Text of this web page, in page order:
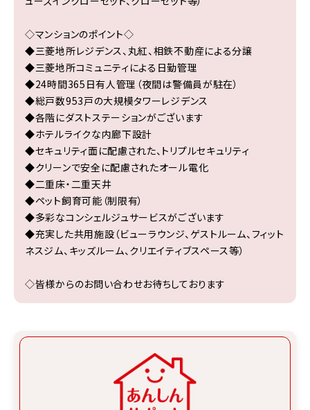
◇マンションのポイント◇
◆三菱地所レジデンス、丸紅、相鉄不動産による分譲
◆三菱地所コミュニティによる日勤管理
◆24時間365日有人管理（夜間は警備員が駐在）
◆総戸数953戸の大規模タワーレジデンス
◆各階にダストステーションがございます
◆ホテルライクな内廊下設計
◆セキュリティ面に配慮された、トリプルセキュリティ
◆クリーンで安全に配慮されたオール電化
◆二重床・二重天井
◆ペット飼育可能（制限有）
◆多彩なコンシェルジュサービスがございます
◆充実した共用施設（ビューラウンジ、ゲストルーム、フィット
ネスジム、キッズルーム、クリエイティブスペース等）
◇皆様からのお問い合わせお待ちしております